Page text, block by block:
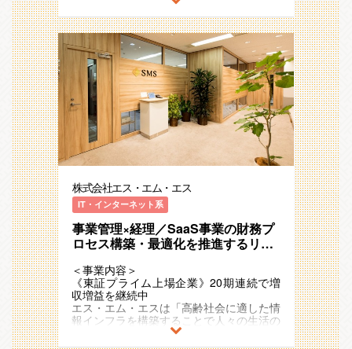
会社の指示する職務内容へ変更することが
ある
ら、役割を柔軟に調整させていただきます
＜仕事のやりがい・働く魅力＞
【成長企業における業務経験】
成長企業ならではの変化に富んだ環境にお
いて、主体的かつ創造的な業務経験を積む
ことができます。
【多種多様なサービス対応】
人材紹介をメインとした様々なサービスが
あり、それぞれ得意先の傾向や用いる収益
認識基準などが異なるため、1企業に所属
しながら多くの経験を積むことができま
【事業貢献】
事業に直接繋がる業務を行っているため、
改善・効率化の成果がダイレクトに事業側
の改善・効率化へ繋がり、貢献実感が得ら
れやすいです。
＜将来のキャリアパス＞
【財務企画部内のキャリアパス】
ご本人の興味や志向性にもよりますが、具
体的には以下のようなキャリアパスが想定
されます。
・ローテーションや役割の拡張を通じて、
て解決へと導く重要な役割を担っていま
す。
収益認識・消費税法・監査などの経理知識
を駆使しながら、部門をまたいだファシリ
テーションを通じて、事業課題の解決にも
貢献していただきます。
また、成長を続ける事業を支え続けるため
には、業務の仕組みや枠組みの整備も欠か
せません。日々の事業への支援と並行し
て、より強固な組織基盤を築いていくこと
も重要なミッションです。
今回の募集では、こうした業務をリード
ダー候補を求めています。
具体的な業務としては、以下を想定してい
ます。
・新規商材・新サービスの受注～入金
OPSの構築、運用
・既存OPSの見直し・整理・改善・効率
化
・事業部門からの問い合わせ対応、課題解
決
・J-SOX等の監査対応
・グループメンバーのマネジメント
- 労務関連業務オペレーションの設計、
業務プロセス改善（AI・RPA等の活用含
む）
- 働き方を中心とした人事制度の企画・
設計のサポート
- 人事情報データベースの管理オペレー
ション設計・運用
- 労働時間管理業務、人員管理業務（入
退社・異動・休復職等）、給与計算業務、
社会保険手続業務、雇用管理業務（契約管
理・更新等）、安全衛生に関わる業務 等
- 子会社の人事労務業務支援
- その他人事に関わる業務全般 等
＜海外＞
- 海外駐在に関する制度、規定の企画
- 海外駐在に関する労務関連全般（ビザ
対応、社宅対応、赴任帰任に関する業務
等）
トナーと協働しながら運用
＜仕事のやりがい・働く魅力＞
・SMSグループ本社の人事・労務の立ち
位置で、個別機能に特化せず、広く労務領
域をご経験いただけます
・人事労務以外の人事領域での異動などの
40以上のサービス・機能を提供してお
り、ICT活用による業務効率化と多面的な
経営支援で従事者（労働者）の負担軽減
や、
経営改善を支援するプラットフォームとし
て事業者経営の総合的なサポートを行って
います。
これまで、介護ソフトとしてクラウド化を
リードし、多くの事業者・介護業界のICT
化に貢献してきたカイポケですが、
今後の市場の成長性や、同社がミッション
として目指す"情報インフラ"としての事業
など、
複数の観点から事業を再解釈し、現在をカ
イポケの第2転換期と定義して、新規市
場・新規サービス/プロダクトの開発を進
めています。
それに伴って多くのポジションや役割が生
る環境です。
＜配属部署＞
■配属予定
・介護・障害福祉経営支援事業部 事業開
発部 購買支援グループ
マーケットリーダーとして急速な成長を遂
げ、エス・エム・エスグループ全体の成長
を牽引してきました。
急速に高齢化が進む日本において医療・介
護・福祉従事者不足は、大きな問題です。
同社のキャリア事業は、単純に「従事者不
足の業界に人材を斡旋してマネタイズす
る」というコンセプトではなく、
「医療・介護領域における根本的な人材不
足を如何にして解消・緩和するのか」の一
環として展開しており、
入促進のための資格取得支援／スクール運
営や定着支援、
スキル・キャリアアップ情報を提供するコ
ミュニティサイト運営など多彩な事業・サ
ービス展開に取り組んでいます。
＜配属部署＞
キャリア人材開発部 新卒採用支援グルー
プ となるキャリア事業人事組織への配属
予定となります。
キャリア人材開発部は新卒採用／中途採用
／人事企画でチームが分かれており、全体
で30名弱のメンバーが在籍中の少数精鋭
超高齢社会に突入したことで多くの社会課
題が発生していますが、人々のニーズや関
心の高まりをビジネスチャンスとして捉
え、
「高齢社会×情報」を切り口に「医療」
「介護/障害福祉」「ヘルスケア」「シニ
アライフ」領域で、40以上のサービスを
運営しています。
例）介護事業者向け業界特化型SaaS、
ICTを活用した生活習慣病重症化予防のリ
モートチャット指導、
サイトやキャリア支援
2011年の東証一部（現：プライム）上場
後も国内外で新規事業の創出をさらに加速
させており、
20期連続で増収増益のメガベンチャー企
業として存在感を強めています。
また、アジア・ヨーロッパ・オセアニアな
ど海外17ヵ国でも事業を展開しており、
今後も日本国内に留まらず既存事業の拡
大・成長と新規事業の開発を加速度的に進
めていく予定です。
株式会社エス・エム・エス
IT・インターネット系
事業管理×経理／SaaS事業の財務プ
ロセス構築・最適化を推進するリー
＜事業内容＞
《東証プライム上場企業》20期連続で増
収増益を継続中
エス・エム・エスは「高齢社会に適した情
報インフラを構築することで人々の生活の
質を向上し、社会に貢献し続ける」
というミッションを掲げ、多様な事業・ビ